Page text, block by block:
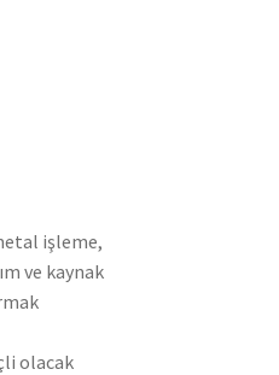
işleme,
ve kaynak
olacak